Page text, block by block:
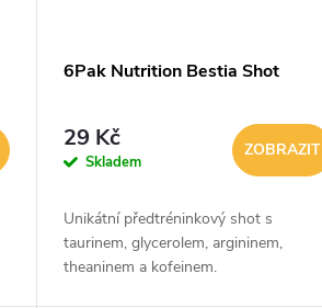
6Pak Nutrition Bestia Shot
29 Kč
Skladem
ZOBRAZIT
Unikátní předtréninkový shot s
taurinem, glycerolem, argininem,
theaninem a kofeinem.